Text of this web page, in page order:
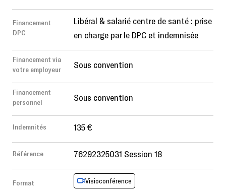
Financement
DPC
Libéral & salarié centre de santé : prise
en charge par le DPC et indemnisée
Financement via
votre employeur
Sous convention
Financement
personnel
Sous convention
Indemnités 135 €
Référence 76292325031 Session 18
Format Visioconférence